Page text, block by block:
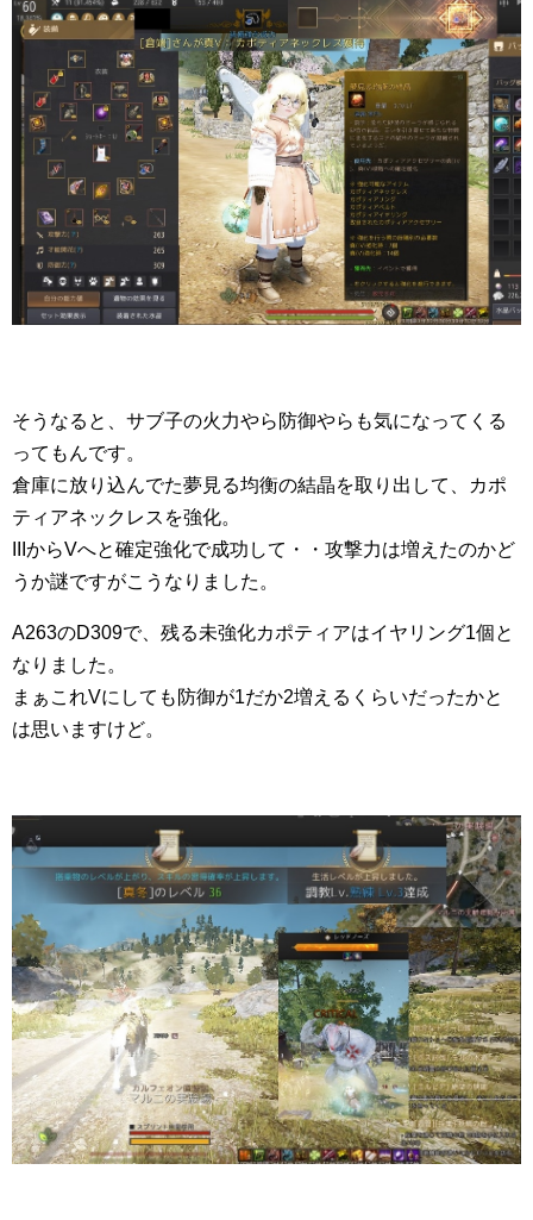
そうなると、サブ子の火力やら防御やらも気になってくる
ってもんです。
倉庫に放り込んでた夢見る均衡の結晶を取り出して、カポ
ティアネックレスを強化。
IIIからVへと確定強化で成功して・・攻撃力は増えたのかど
うか謎ですがこうなりました。
A263のD309で、残る未強化カポティアはイヤリング1個と
なりました。
まぁこれVにしても防御が1だか2増えるくらいだったかと
は思いますけど。